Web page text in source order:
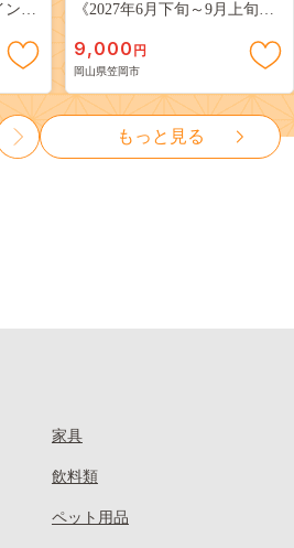
マ
果
カ
大粒
千円
《2027年6月下旬～9月上旬頃
岡山 はくとう スイーツ フル
ーツ 果物 デザート 旬 モモ も
も 先行予約 送料無料 果物 岡
山県 笠岡市 清水白桃 白鳳 白
麗 クール便---
kasaoka_zsy_419_100---
9,000 円
岡山県笠岡市
もっと見る
家具
飲料類
ペット用品